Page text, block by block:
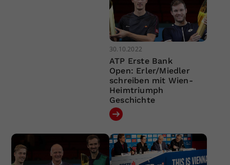
30.10.2022
ATP Erste Bank
Open: Erler/Miedler
schreiben mit Wien-
Heimtriumph
Geschichte